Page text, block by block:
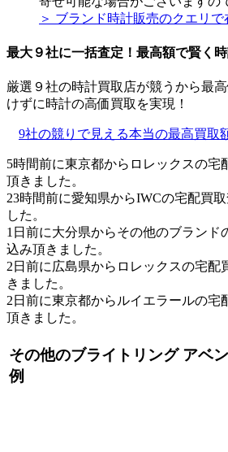
＞ ブランド時計販売のクエリ
最大９社に一括査定！ 最高額で賢く
厳選９社の時計買取店が競うから最
けずに時計の高価買取を実現！
9社の競りで見える本当の最高買取
5時間前に東京都からロレックスの宅
頂きました。
23時間前に愛知県からIWCの宅配買
した。
1日前に大分県からその他のブランド
込み頂きました。
2日前に広島県からロレックスの宅配
きました。
2日前に東京都からルイエラールの宅
頂きました。
その他のブライトリング アベ
例